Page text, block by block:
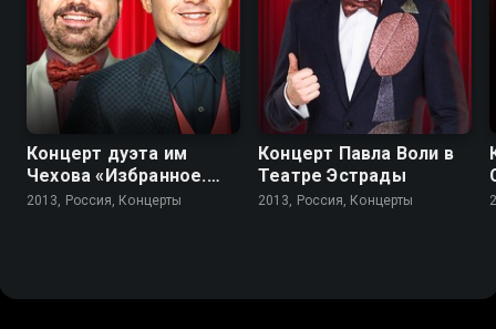
Концерт дуэта им
Чехова «Избранное.
Том 1»
2013, Россия, Концерты
Концерт Павла Воли в
Театре Эстрады
2013, Россия, Концерты